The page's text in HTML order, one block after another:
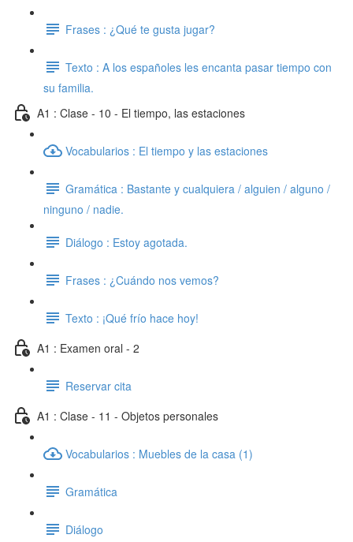
Frases : ¿Qué te gusta jugar?
Texto : A los españoles les encanta pasar tiempo con
su familia.
A1 : Clase - 10 - El tiempo, las estaciones
Vocabularios : El tiempo y las estaciones
Gramática : Bastante y cualquiera / alguien / alguno /
ninguno / nadie.
Diálogo : Estoy agotada.
Frases : ¿Cuándo nos vemos?
Texto : ¡Qué frío hace hoy!
A1 : Examen oral - 2
Reservar cita
A1 : Clase - 11 - Objetos personales
Vocabularios : Muebles de la casa (1)
Gramática
Diálogo